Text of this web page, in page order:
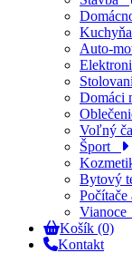
Auto-
Domáci
Voľný
Šport
Bytový
Vianoce
Košík (0)
Kontakt